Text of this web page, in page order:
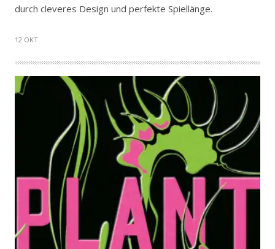
durch cleveres Design und perfekte Spiellänge.
12 OKT.